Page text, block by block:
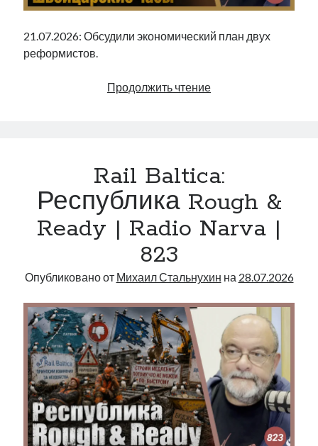
anton.stalnuhhin@gmail.com
21.07.2026: Обсудили экономический план двух
реформистов.
Продолжить чтениеТрюк
часы
Radio
Narva
|
Rail Baltica:
Республика Rough &
Ready | Radio Narva |
823
Опубликовано от Михаил Стальнухин на 28.07.2026